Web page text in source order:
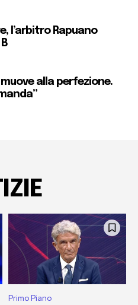
l’arbitro Rapuano
alla perfezione.
Primo Piano